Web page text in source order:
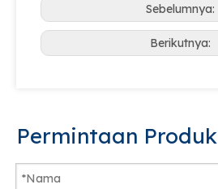
Sebelumnya:
Berikutnya:
Permintaan Produk